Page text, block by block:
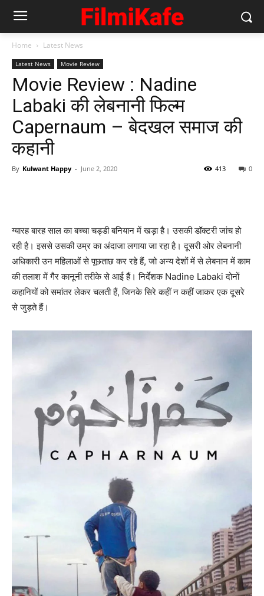
Home Latest News
Latest News Movie Review
Movie Review : Nadine
Labaki की लेबनानी फिल्‍म
Capernaum – बेदखल समाज की
कहानी
By Kulwant Happy - June 2, 2020 0
413
ग्‍यारह बारह साल का बच्‍चा चड्डी बनियान में खड़ा है। उसकी डॉक्‍टरी जांच हो
रही है। इससे उसकी उम्र का अंदाजा लगाया जा रहा है। दूसरी ओर लेबनानी
अधिकारी उन महिलाओं से पूछताछ कर रहे हैं, जो अन्‍य देशों में से लेबनान में काम
की तलाश में गैर कानूनी तरीके से आई हैं। निर्देशक Nadine Labaki दोनों
कहानियों को समांतर लेकर चलती हैं, जिनके सिरे कहीं न कहीं जाकर एक दूसरे
से जुड़ते हैं।